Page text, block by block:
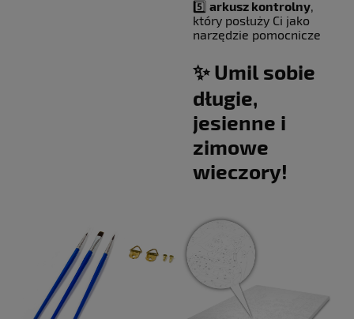
5️⃣ arkusz kontrolny,
który posłuży Ci jako
narzędzie pomocnicze
✨ Umil sobie
długie,
jesienne i
zimowe
wieczory!